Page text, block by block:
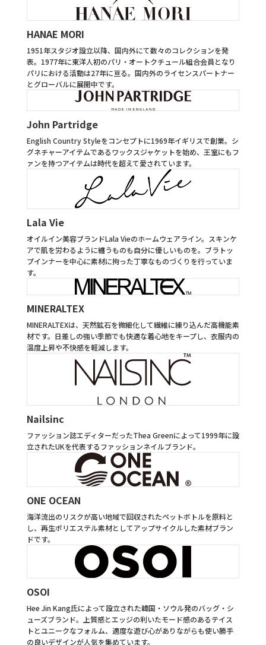
HANAE MORI
1951年スタジオ設立以降、国内外にて数々のコレクションを発
表。1977年に東洋人初のパリ・オートクチュール組合会員となり
パリにおける活動は27年に亘る。国内外のライセンスパートナー
とグローバルに展開中です。
John Partridge
English Country Styleをコンセプトに1969年イギリスで創業。シ
グネチャーアイテムであるワックスジャケットを始め、王室にもフ
ァンを持つアイテムは時代を超えて愛されています。
Lala Vie
オイルイン美容ブランドLala Vieのホームウェアライン。スキンケ
アで肌を労わるように纏うものも自分に優しいものを。ブラトッ
プインナーを中心に素材に拘った丁寧なものづくりを行っていま
す。
MINERALTEX
MINERALTEXは、天然鉱石を微細化して繊維に練り込んだ高機能素
材です。日差しの強い季節でも快適な着心地をキープし、衣服内の
温度上昇や不快感を軽減します。
Nailsinc
ファッション誌エディターだったThea Greenによって1999年に設
立されたUKを代表するファッションネイルブランド。
ONE OCEAN
海洋流出のリスクが高い地域で回収されたペットボトルを原料と
し、再生ポリエステル素材としてアップサイクルした素材ブラン
ドです。
OSOI
Hee Jin Kang氏によって設立された韓国・ソウル発のバッグ・シ
ューズブランド。上質感とエッジの利いたモード感のあるテイス
トとユニークなフォルム、適度な遊び心がありながらも使い勝手
の良いデザインが人気を集めています。